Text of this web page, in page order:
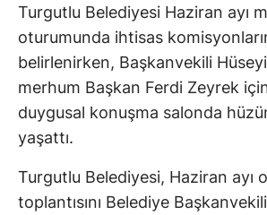
Turgutlu Belediyesi Haziran ayı
oturumunda ihtisas
belirlenirken, Başkanvekili
merhum Başkan Ferdi Zeyrek için
duygusal konuşma salonda
yaşattı.
Turgutlu Belediyesi, Haziran ayı
toplantısını Belediye